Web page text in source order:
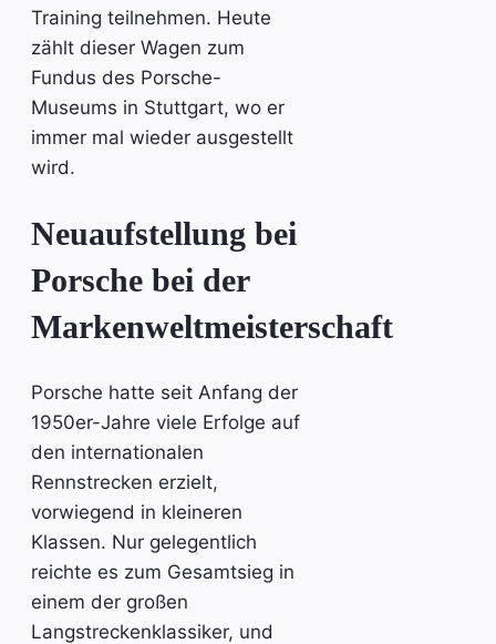
Training teilnehmen. Heute
zählt dieser Wagen zum
Fundus des Porsche-
Museums in Stuttgart, wo er
immer mal wieder ausgestellt
wird.
Neuaufstellung bei
Porsche bei der
Markenweltmeisterschaft
Porsche hatte seit Anfang der
1950er-Jahre viele Erfolge auf
den internationalen
Rennstrecken erzielt,
vorwiegend in kleineren
Klassen. Nur gelegentlich
reichte es zum Gesamtsieg in
einem der großen
Langstreckenklassiker, und